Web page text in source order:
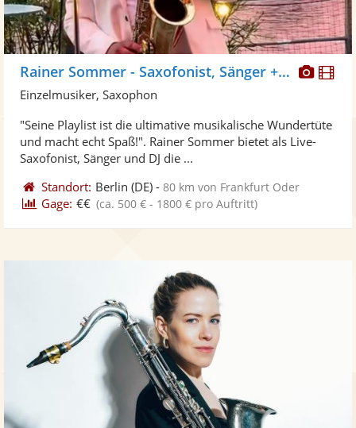
Fotos
Rainer Sommer - Saxofonist, Sänger + DJ
Einzelmusiker, Saxophon
"Seine Playlist ist die ultimative musikalische Wundertüte
und macht echt Spaß!". Rainer Sommer bietet als Live-
Saxofonist, Sänger und DJ die ...
Standort: Berlin (DE) -80 km von Frankfurt Oder
Gage: €€ (ca. 500 € - 1800 € pro Auftritt)